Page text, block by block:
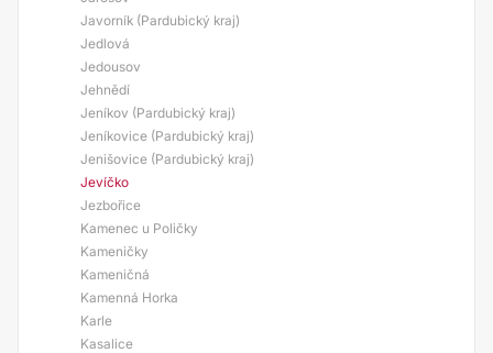
Javorník (Pardubický kraj)
Jedlová
Jedousov
Jehnědí
Jeníkov (Pardubický kraj)
Jeníkovice (Pardubický kraj)
Jenišovice (Pardubický kraj)
Jevíčko
Jezbořice
Kamenec u Poličky
Kameničky
Kameničná
Kamenná Horka
Karle
Kasalice